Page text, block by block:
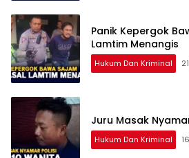
Panik Kepergok
Lamtim Menangis
Hukum Dan Kriminal
Juru Masak
Hukum Dan Kriminal